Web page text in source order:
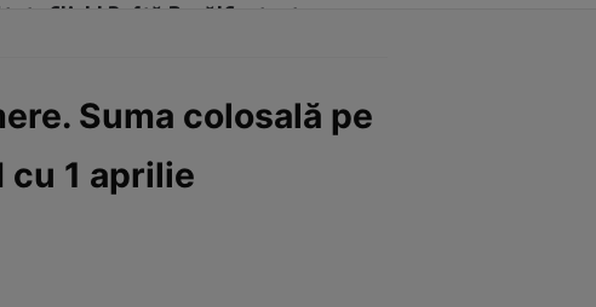
Click! Poftă Bună!Contact
Suma colosală pe
cu 1 aprilie